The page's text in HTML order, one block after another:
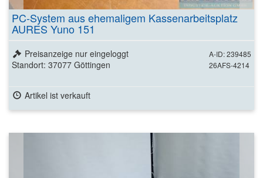
PC-System aus ehemaligem Kassenarbeitsplatz
AURES Yuno 151
A-ID: 239485
26AFS-4214
Preisanzeige nur eingeloggt
Standort: 37077 Göttingen
Artikel ist verkauft